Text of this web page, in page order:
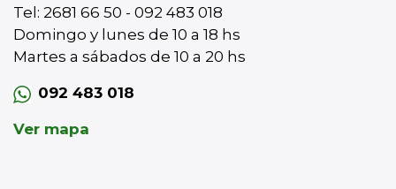
Tel: 2681 66 50 - 092 483 018
Domingo y lunes de 10 a 18 hs
Martes a sábados de 10 a 20 hs
092 483 018
Ver mapa